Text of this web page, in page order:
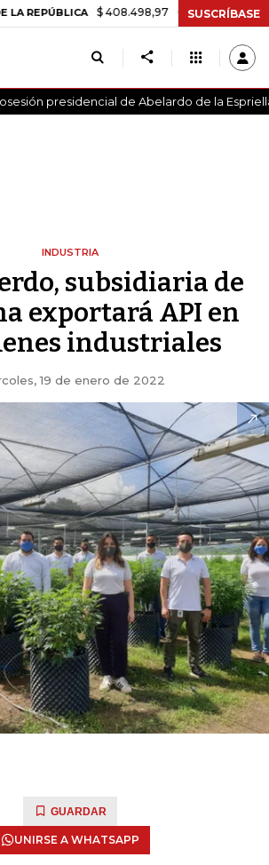
$ 408.498,97 +$ 8.753,81 +2,19%
SUSCRÍBASE
presidencial de Abelardo de la
INDUSTRIA
subsidiaria de
exportará API en
industriales
19 de enero de 2022
GUARDAR
UNIRSE A WHATSAPP